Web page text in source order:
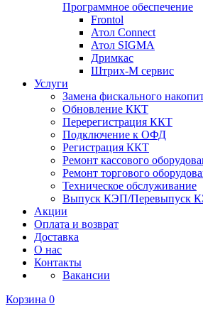
Программное обеспечение
Frontol
Атол Connect
Атол SIGMA
Дримкас
Штрих-М сервис
Услуги
Замена фискального
Обновление ККТ
Перерегистрация ККТ
Подключение к ОФД
Регистрация ККТ
Ремонт кассового
Ремонт торгового
Техническое обслуживание
Выпуск КЭП/Перевыпуск
Акции
Оплата и возврат
Доставка
О нас
Контакты
Вакансии
Корзина 0